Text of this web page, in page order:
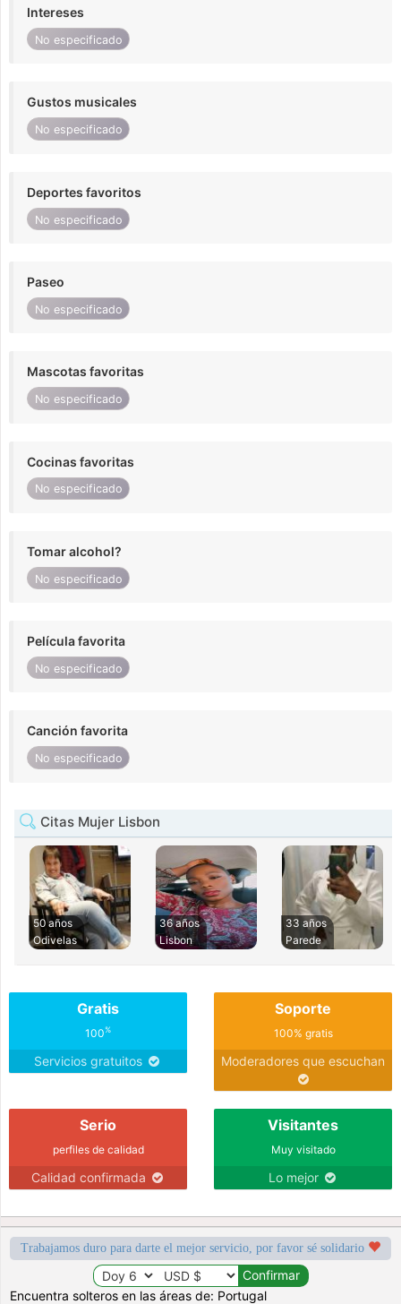
Intereses
No especificado
Gustos musicales
No especificado
Deportes favoritos
No especificado
Paseo
No especificado
Mascotas favoritas
No especificado
Cocinas favoritas
No especificado
Tomar alcohol?
No especificado
Película favorita
No especificado
Canción favorita
No especificado
Citas Mujer Lisbon
50 años
Odivelas
36 años
Lisbon
33 años
Parede
Gratis
100%
Servicios gratuitos
Soporte
100% gratis
Moderadores que escuchan
Serio
perfiles de calidad
Calidad confirmada
Visitantes
Muy visitado
Lo mejor
Trabajamos duro para darte el mejor servicio, por favor sé solidario
Encuentra solteros en las áreas de: Portugal